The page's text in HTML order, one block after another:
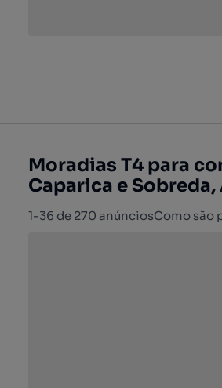
Moradias T4 para
Caparica e Sobreda,
1-36 de 270 anúnciosComo são